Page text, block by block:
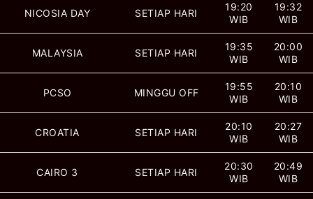
NICOSIA DAY SETIAP HARI
19:20
WIB
19:32
WIB
MALAYSIA SETIAP HARI
19:35
WIB
20:00
WIB
PCSO MINGGU OFF
19:55
WIB
20:10
WIB
CROATIA SETIAP HARI
20:10
WIB
20:27
WIB
CAIRO 3 SETIAP HARI
20:30
WIB
20:49
WIB